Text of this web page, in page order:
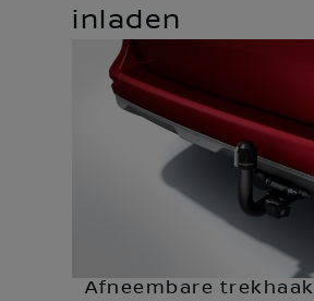
inladen
Afneembare trekhaak